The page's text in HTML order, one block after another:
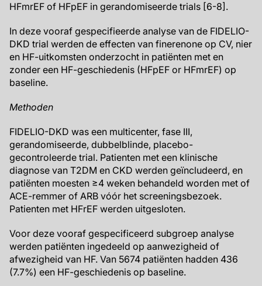
HFmrEF of HFpEF in gerandomiseerde trials [6-8].
In deze vooraf gespecifieerde analyse van de FIDELIO-
DKD trial werden de effecten van finerenone op CV, nier
en HF-uitkomsten onderzocht in patiënten met en
zonder een HF-geschiedenis (HFpEF or HFmrEF) op
baseline.
Methoden
FIDELIO-DKD was een multicenter, fase III,
gerandomiseerde, dubbelblinde, placebo-
gecontroleerde trial. Patienten met een klinische
diagnose van T2DM en CKD werden geïncludeerd, en
patiënten moesten ≥4 weken behandeld worden met of
ACE-remmer of ARB vóór het screeningsbezoek.
Patienten met HFrEF werden uitgesloten.
Voor deze vooraf gespecificeerd subgroep analyse
werden patiënten ingedeeld op aanwezigheid of
afwezigheid van HF. Van 5674 patiënten hadden 436
(7.7%) een HF-geschiedenis op baseline.